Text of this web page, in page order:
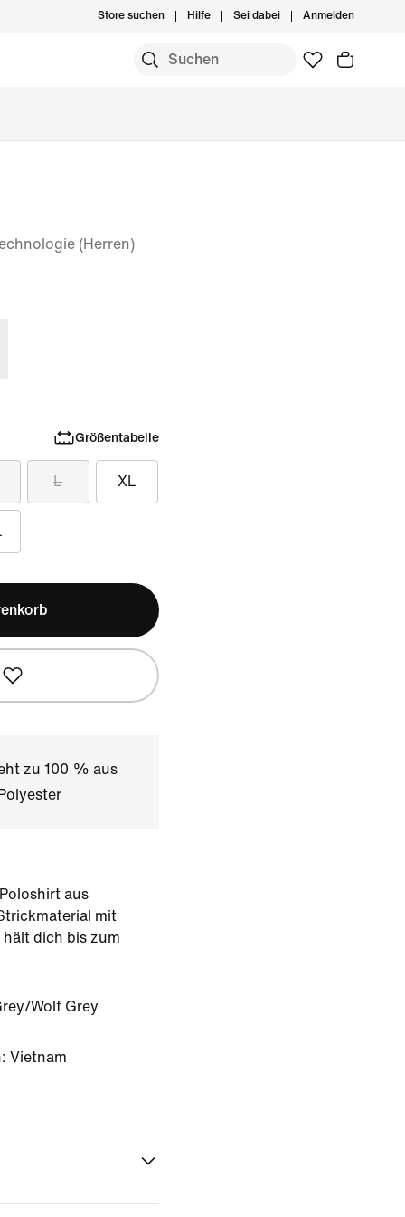
Store suchen Hilfe Sei dabei Anmelden
(Herren)
Größentabelle
L XL
zu 100 % aus
aus
mit
dich bis zum
Wolf Grey
Vietnam